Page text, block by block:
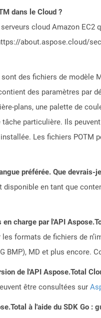
dans le Cloud ?
cloud Amazon
about.aspose.cloud/
des fichiers de
des paramètres par
plans, une palette de
particulière. Ils
Les fichiers
préférée. Que devrais-
en tant que
charge par l'API
formats de fichiers de
BMP), MD et plus encore.
de l'API Aspose.Total
être consultées sur
à l'aide du SDK Go :